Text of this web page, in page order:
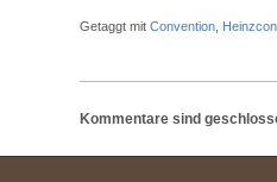
Getaggt mitConvention Heinzcon
Kommentare sind